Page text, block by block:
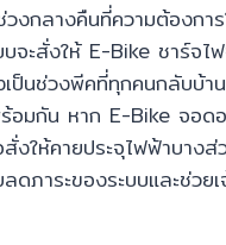
วงกลางคืนที่ความต้องกา
จะสั่งให้ E-Bike ชาร์จไ
ป็นช่วงพีคที่ทุกคนกลับบ้าน
อมกัน หาก E-Bike จอด
งให้คายประจุไฟฟ้าบาง
ดภาระของระบบและช่วย